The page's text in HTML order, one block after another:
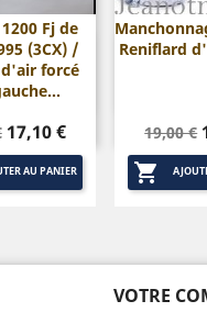
Fj de
(3CX) /
forcé
Prix
17,10 €
AU PANIER
rapide
Reniflard
Prix
de
base
19,00 €


VOTRE